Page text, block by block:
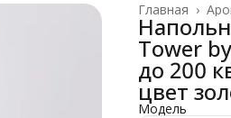
Главная ›
Tower
до 200
цвет
Модель